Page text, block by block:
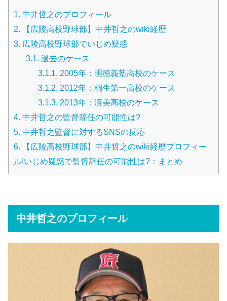
1. 中井哲之のプロフィール
2. 【広陵高校野球部】中井哲之のwiki経歴
3. 広陵高校野球部でいじめ疑惑
3.1. 過去のケース
3.1.1. 2005年：明徳義塾高校のケース
3.1.2. 2012年：桐生第一高校のケース
3.1.3. 2013年：済美高校のケース
4. 中井哲之の監督辞任の可能性は?
5. 中井哲之監督に対するSNSの反応
6. 【広陵高校野球部】中井哲之のwiki経歴プロフィー
ル!いじめ疑惑で監督辞任の可能性は?：まとめ
中井哲之のプロフィール